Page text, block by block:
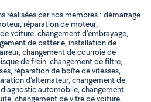
réalisées par nos membres : démarrage
réparation de moteur,
voiture, changement d'embrayage,
de batterie, installation de
changement de courroie de
de frein, changement de filtre,
réparation de boîte de vitesses,
d'alternateur, changement de
automobile, changement
changement de vitre de voiture,